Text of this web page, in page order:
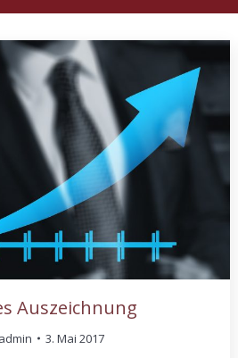
Auszeichnung
admin 3. Mai 2017